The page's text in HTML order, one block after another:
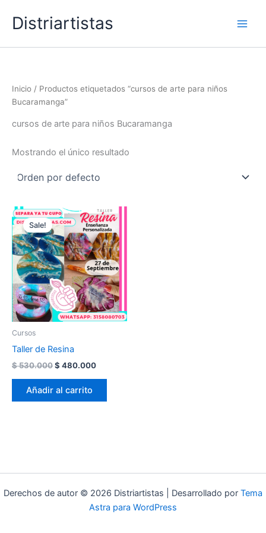
Distriartistas
Inicio / Productos etiquetados “cursos de arte para niños
Bucaramanga”
cursos de arte para niños Bucaramanga
Mostrando el único resultado
Sale!
Cursos
Taller de Resina
$530.000Original
was:
$ 530.000.
$ 480.000Current
Añadir al carrito
Derechos de autor © 2026 Distriartistas | Desarrollado por Tema
Astra para WordPress